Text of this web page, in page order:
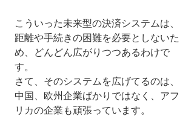
こういった未来型の決済システムは、
距離や手続きの困難を必要としないた
め、どんどん広がりつつあるわけで
す。
さて、そのシステムを広げてるのは、
中国、欧州企業ばかりではなく、アフ
リカの企業も頑張っています。